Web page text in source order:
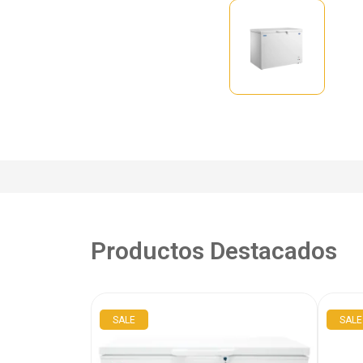
Productos Destacados
SALE SALE